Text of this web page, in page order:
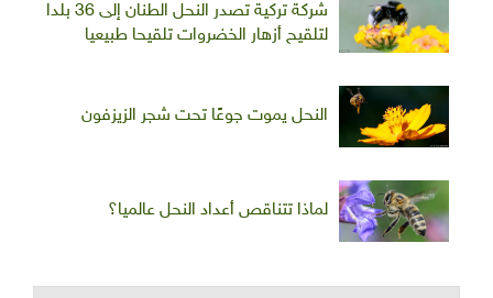
شركة تركية تصدر النحل الطنان إلى 36 بلدا
لتلقيح أزهار الخضروات تلقيحا طبيعيا
النحل يموت جوعًا تحت شجر الزيزفون
لماذا تتناقص أعداد النحل عالميا؟